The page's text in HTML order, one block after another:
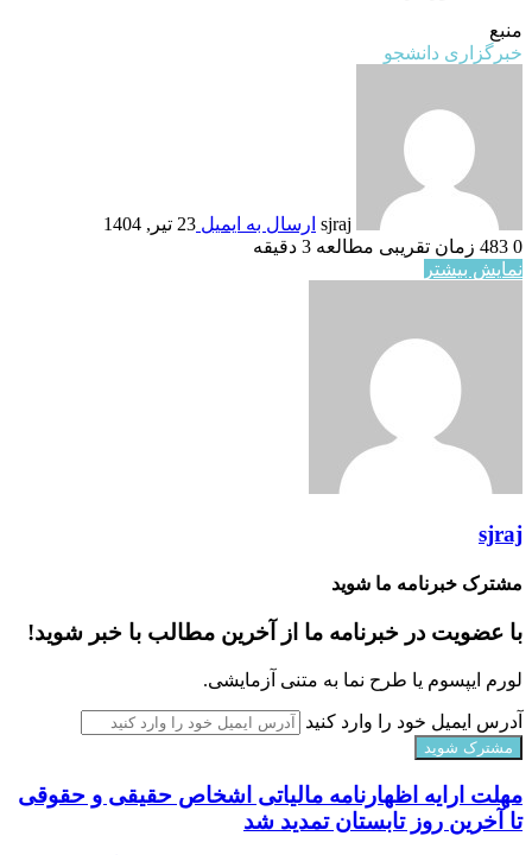
منبع
خبرگزاری دانشجو
sjraj ارسال به ایمیل 23 تیر, 1404
0
زمان تقریبی مطالعه 3 دقیقه
نمایش بیشتر
sjraj
مشترک خبرنامه ما شوید
با عضویت در خبرنامه ما از آخرین مطالب با خبر شوید!
لورم ایپسوم یا طرح‌ نما به متنی آزمایشی.
آدرس ایمیل خود را وارد کنید
مهلت ارایه اظهارنامه مالیاتی اشخاص حقیقی و حقوقی
تا آخرین روز تابستان تمدید شد